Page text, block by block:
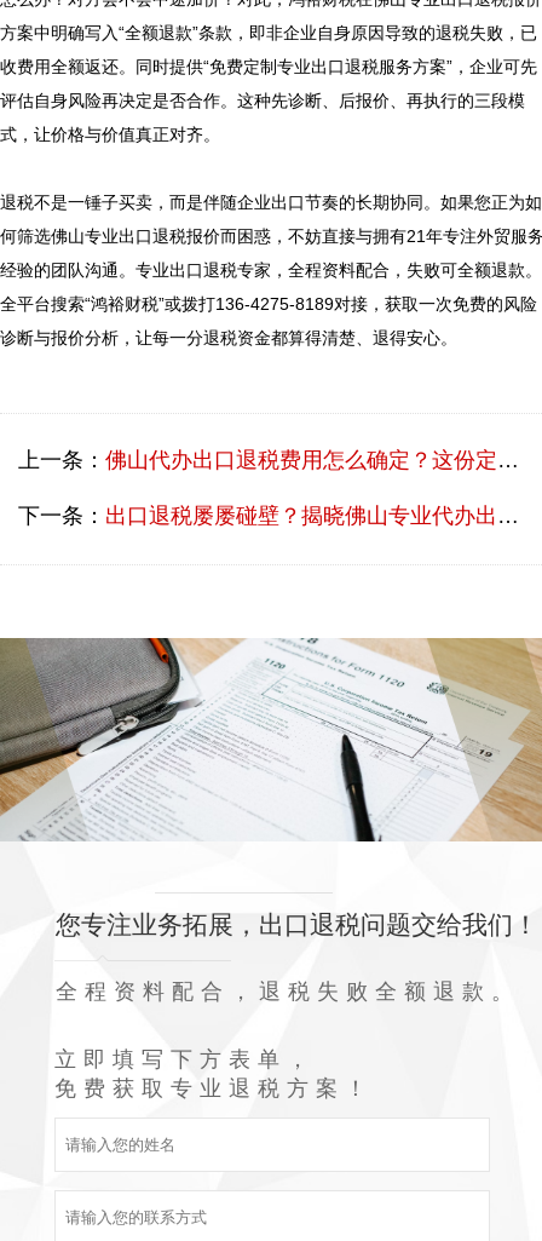
方案中明确写入“全额退款”条款，即非企业自身原因导致的退税失败，已
收费用全额返还。同时提供“免费定制专业出口退税服务方案”，企业可先
评估自身风险再决定是否合作。这种先诊断、后报价、再执行的三段模
式，让价格与价值真正对齐。
退税不是一锤子买卖，而是伴随企业出口节奏的长期协同。如果您正为如
何筛选佛山专业出口退税报价而困惑，不妨直接与拥有21年专注外贸服
经验的团队沟通。专业出口退税专家，全程资料配合，失败可全额退款。
全平台搜索“鸿裕财税”或拨打136-4275-8189对接，获取一次免费的风险
诊断与报价分析，让每一分退税资金都算得清楚、退得安心。
上一条： 佛山代办出口退税费用怎么确定？这份定价指南请收好
下一条： 出口退税屡屡碰壁？揭晓佛山专业代办出口退税费用定价关键
您专注业务拓展，出口退税问题交给我们！
全程资料配合，退税失败全额退款。
立即填写下方表单，
免费获取专业退税方案！